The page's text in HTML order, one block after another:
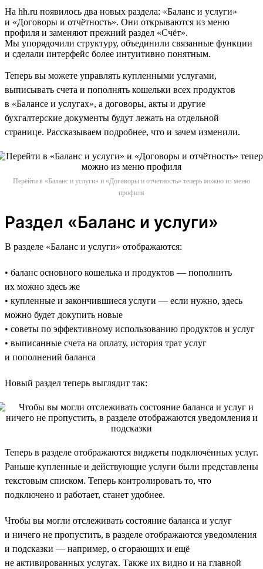
На hh.ru появилось два новых раздела: «Баланс и услуги»
и «Договоры и отчётность». Они открываются из меню
профиля и заменяют прежний раздел «Счёт».
Мы упорядочили структуру, объединили связанные функции
и сделали интерфейс более интуитивно понятным.
Теперь вы можете управлять купленными услугами,
выписывать счета и пополнять кошельки всех продуктов
в «Балансе и услугах», а договоры, акты и другие
бухгалтерские документы будут лежать на отдельной
странице. Рассказываем подробнее, что и зачем изменили.
Перейти в «Баланс и услуги» и «Договоры и отчётность» теперь можно из меню
профиля
Раздел «Баланс и услуги»
В разделе «Баланс и услуги» отображаются:
• баланс основного кошелька и продуктов — пополнить
их можно здесь же
• купленные и закончившиеся услуги — если нужно, здесь
можно будет докупить новые
• советы по эффективному использованию продуктов и услуг
• выписанные счета на оплату, история трат услуг
и пополнений баланса
Новый раздел теперь выглядит так:
Теперь в разделе отображаются виджеты подключённых услуг.
Раньше купленные и действующие услуги были представлены
текстовым списком. Теперь контролировать то, что
подключено и работает, станет удобнее.
Чтобы вы могли отслеживать состояние баланса и услуг
и ничего не пропустить, в разделе отображаются уведомления
и подсказки — например, о сгорающих и ещё
не активированных услугах. Также их видно и на главной